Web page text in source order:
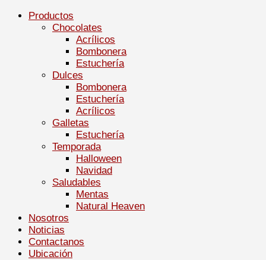
Productos
Chocolates
Acrílicos
Bombonera
Estuchería
Dulces
Bombonera
Estuchería
Acrílicos
Galletas
Estuchería
Temporada
Halloween
Navidad
Saludables
Mentas
Natural Heaven
Nosotros
Noticias
Contactanos
Ubicación